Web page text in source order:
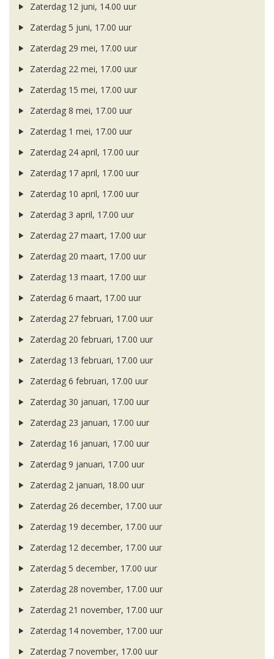
Zaterdag 12 juni, 14.00 uur
Zaterdag 5 juni, 17.00 uur
Zaterdag 29 mei, 17.00 uur
Zaterdag 22 mei, 17.00 uur
Zaterdag 15 mei, 17.00 uur
Zaterdag 8 mei, 17.00 uur
Zaterdag 1 mei, 17.00 uur
Zaterdag 24 april, 17.00 uur
Zaterdag 17 april, 17.00 uur
Zaterdag 10 april, 17.00 uur
Zaterdag 3 april, 17.00 uur
Zaterdag 27 maart, 17.00 uur
Zaterdag 20 maart, 17.00 uur
Zaterdag 13 maart, 17.00 uur
Zaterdag 6 maart, 17.00 uur
Zaterdag 27 februari, 17.00 uur
Zaterdag 20 februari, 17.00 uur
Zaterdag 13 februari, 17.00 uur
Zaterdag 6 februari, 17.00 uur
Zaterdag 30 januari, 17.00 uur
Zaterdag 23 januari, 17.00 uur
Zaterdag 16 januari, 17.00 uur
Zaterdag 9 januari, 17.00 uur
Zaterdag 2 januari, 18.00 uur
Zaterdag 26 december, 17.00 uur
Zaterdag 19 december, 17.00 uur
Zaterdag 12 december, 17.00 uur
Zaterdag 5 december, 17.00 uur
Zaterdag 28 november, 17.00 uur
Zaterdag 21 november, 17.00 uur
Zaterdag 14 november, 17.00 uur
Zaterdag 7 november, 17.00 uur